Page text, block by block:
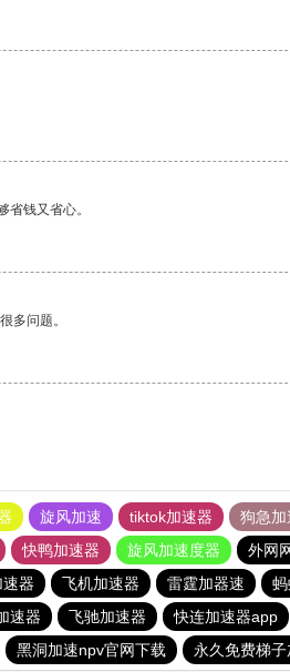
省钱又省心。
多问题。
旋风加速 tiktok加速器 狗急加
快鸭加速器 旋风加速度器 外网
器 飞机加速器 雷霆加器速
速器 飞驰加速器 快连加速器app
黑洞加速npv官网下载 永久免费梯